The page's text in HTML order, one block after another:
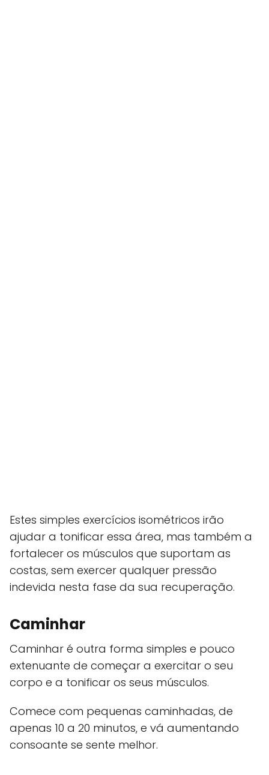
Estes simples exercícios isométricos irão
ajudar a tonificar essa área, mas também a
fortalecer os músculos que suportam as
costas, sem exercer qualquer pressão
indevida nesta fase da sua recuperação.
Caminhar
Caminhar é outra forma simples e pouco
extenuante de começar a exercitar o seu
corpo e a tonificar os seus músculos.
Comece com pequenas caminhadas, de
apenas 10 a 20 minutos, e vá aumentando
consoante se sente melhor.